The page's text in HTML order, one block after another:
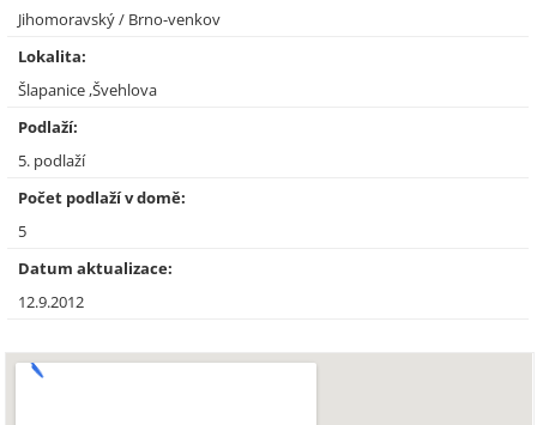
Jihomoravský / Brno-venkov
Lokalita:
Šlapanice ,Švehlova
Podlaží:
5. podlaží
Počet podlaží v domě:
5
Datum aktualizace:
12.9.2012